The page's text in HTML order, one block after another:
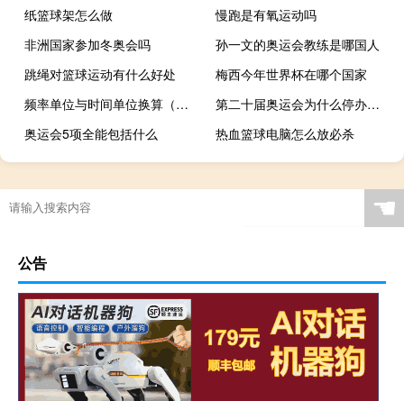
纸篮球架怎么做
慢跑是有氧运动吗
非洲国家参加冬奥会吗
孙一文的奥运会教练是哪国人
跳绳对篮球运动有什么好处
梅西今年世界杯在哪个国家
频率单位与时间单位换算（频率单位）
第二十届奥运会为什么停办一天
奥运会5项全能包括什么
热血篮球电脑怎么放必杀
☚
公告